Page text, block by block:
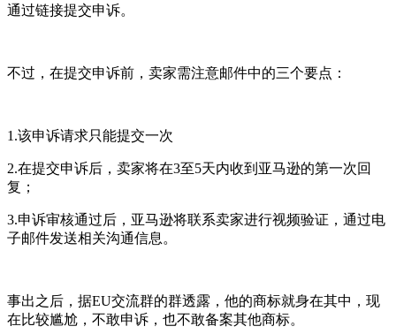
通过链接提交申诉。
不过，在提交申诉前，卖家需注意邮件中的三个要点：
1.该申诉请求只能提交一次
2.在提交申诉后，卖家将在3至5天内收到亚马逊的第一次回
复；
3.申诉审核通过后，亚马逊将联系卖家进行视频验证，通过电
子邮件发送相关沟通信息。
事出之后，据EU交流群的群透露，他的商标就身在其中，现
在比较尴尬，不敢申诉，也不敢备案其他商标。